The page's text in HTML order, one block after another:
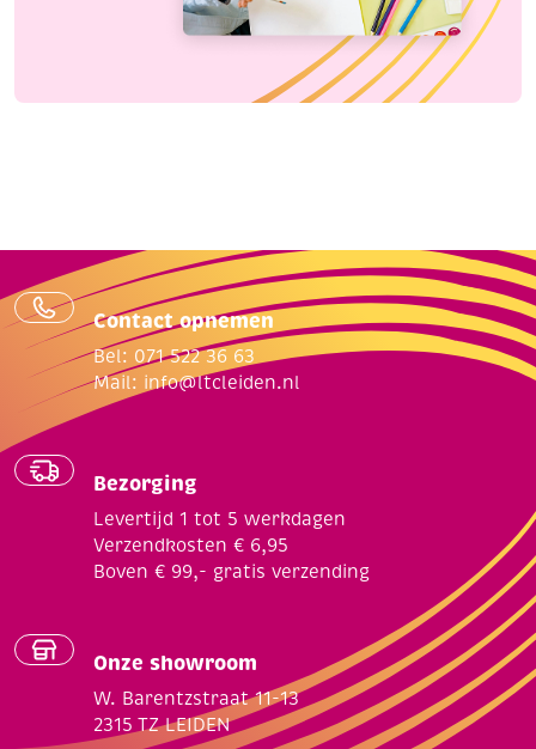
Contact opnemen
Bel: 071 522 36 63
Mail: info@ltcleiden.nl
Bezorging
Levertijd 1 tot 5 werkdagen
Verzendkosten € 6,95
Boven € 99,- gratis verzending
Onze showroom
W. Barentzstraat 11-13
2315 TZ LEIDEN